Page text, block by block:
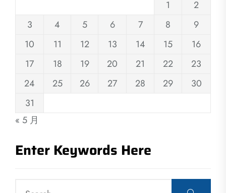
1
2
3
4 5 6 7 8
9
10
11 12 13 14 15
16
17
18 19 20 21 22
23
24
25 26 27 28 29
30
31
« 5 月
Enter Keywords Here